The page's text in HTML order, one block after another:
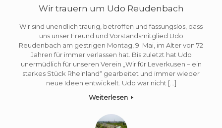
Wir trauern um Udo Reudenbach
Wir sind unendlich traurig, betroffen und fassungslos, dass
uns unser Freund und Vorstandsmitglied Udo
Reudenbach am gestrigen Montag, 9. Mai, im Alter von 72
Jahren für immer verlassen hat. Bis zuletzt hat Udo
unermüdlich für unseren Verein „Wir für Leverkusen – ein
starkes Stück Rheinland“ gearbeitet und immer wieder
neue Ideen entwickelt. Udo war nicht […]
Weiterlesen